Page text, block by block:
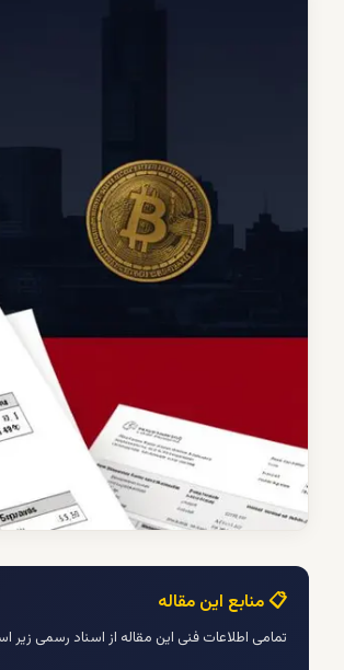
📋 منابع این مقاله
تمامی اطلاعات فنی این مقاله از اسناد رسمی